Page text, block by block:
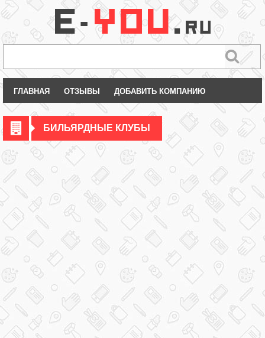
ГЛАВНАЯ ОТЗЫВЫ ДОБАВИТЬ КОМПАНИЮ
БИЛЬЯРДНЫЕ КЛУБЫ